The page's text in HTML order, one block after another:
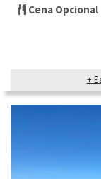
Cena Opcional
+